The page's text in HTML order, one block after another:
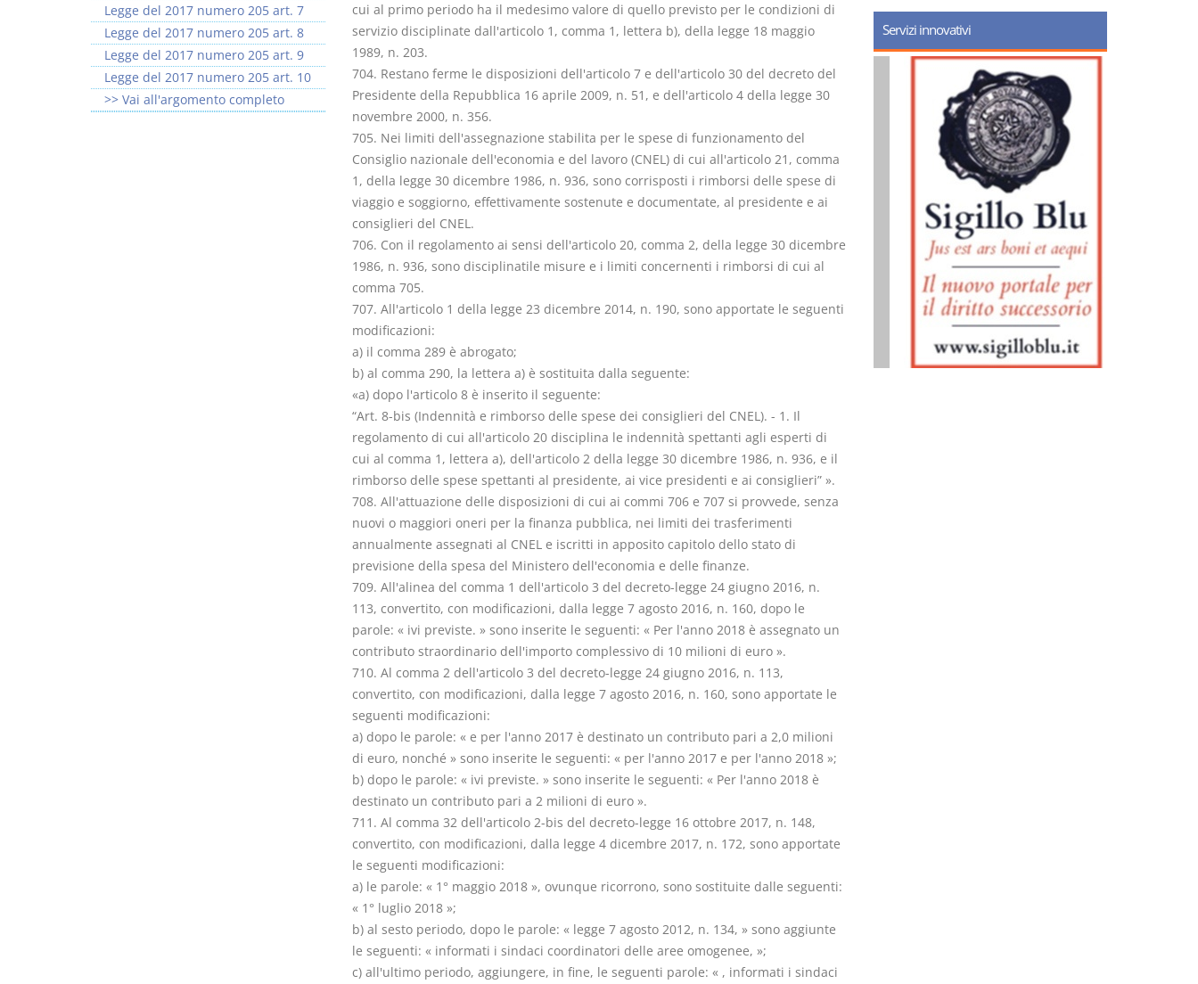
cui al primo periodo ha il medesimo valore di quello previsto per le condizioni di
servizio disciplinate dall'articolo 1, comma 1, lettera b), della legge 18 maggio
1989, n. 203.
704. Restano ferme le disposizioni dell'articolo 7 e dell'articolo 30 del decreto del
Presidente della Repubblica 16 aprile 2009, n. 51, e dell'articolo 4 della legge 30
novembre 2000, n. 356.
705. Nei limiti dell'assegnazione stabilita per le spese di funzionamento del
Consiglio nazionale dell'economia e del lavoro (CNEL) di cui all'articolo 21, comma
1, della legge 30 dicembre 1986, n. 936, sono corrisposti i rimborsi delle spese di
viaggio e soggiorno, effettivamente sostenute e documentate, al presidente e ai
consiglieri del CNEL.
706. Con il regolamento ai sensi dell'articolo 20, comma 2, della legge 30 dicembre
1986, n. 936, sono disciplinatile misure e i limiti concernenti i rimborsi di cui al
comma 705.
707. All'articolo 1 della legge 23 dicembre 2014, n. 190, sono apportate le seguenti
modificazioni:
a) il comma 289 è abrogato;
b) al comma 290, la lettera a) è sostituita dalla seguente:
«a) dopo l'articolo 8 è inserito il seguente:
“Art. 8-bis (Indennità e rimborso delle spese dei consiglieri del CNEL). - 1. Il
regolamento di cui all'articolo 20 disciplina le indennità spettanti agli esperti di
cui al comma 1, lettera a), dell'articolo 2 della legge 30 dicembre 1986, n. 936, e il
rimborso delle spese spettanti al presidente, ai vice presidenti e ai consiglieri” ».
708. All'attuazione delle disposizioni di cui ai commi 706 e 707 si provvede, senza
nuovi o maggiori oneri per la finanza pubblica, nei limiti dei trasferimenti
annualmente assegnati al CNEL e iscritti in apposito capitolo dello stato di
previsione della spesa del Ministero dell'economia e delle finanze.
709. All'alinea del comma 1 dell'articolo 3 del decreto-legge 24 giugno 2016, n.
113, convertito, con modificazioni, dalla legge 7 agosto 2016, n. 160, dopo le
parole: « ivi previste. » sono inserite le seguenti: « Per l'anno 2018 è assegnato un
contributo straordinario dell'importo complessivo di 10 milioni di euro ».
710. Al comma 2 dell'articolo 3 del decreto-legge 24 giugno 2016, n. 113,
convertito, con modificazioni, dalla legge 7 agosto 2016, n. 160, sono apportate le
seguenti modificazioni:
a) dopo le parole: « e per l'anno 2017 è destinato un contributo pari a 2,0 milioni
di euro, nonché » sono inserite le seguenti: « per l'anno 2017 e per l'anno 2018 »;
b) dopo le parole: « ivi previste. » sono inserite le seguenti: « Per l'anno 2018 è
destinato un contributo pari a 2 milioni di euro ».
711. Al comma 32 dell'articolo 2-bis del decreto-legge 16 ottobre 2017, n. 148,
convertito, con modificazioni, dalla legge 4 dicembre 2017, n. 172, sono apportate
le seguenti modificazioni:
a) le parole: « 1° maggio 2018 », ovunque ricorrono, sono sostituite dalle seguenti:
« 1° luglio 2018 »;
b) al sesto periodo, dopo le parole: « legge 7 agosto 2012, n. 134, » sono aggiunte
le seguenti: « informati i sindaci coordinatori delle aree omogenee, »;
c) all'ultimo periodo, aggiungere, in fine, le seguenti parole: « , informati i sindaci
Legge del 2017 numero 205 art. 7
Legge del 2017 numero 205 art. 8
Legge del 2017 numero 205 art. 9
Legge del 2017 numero 205 art. 10
>> Vai all'argomento completo
Servizi innovativi